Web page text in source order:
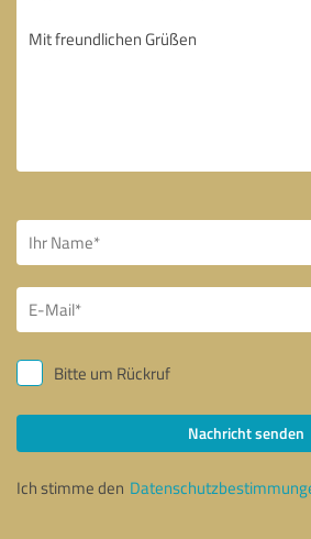
Bitte um Rückruf
Nachricht senden
Ich stimme den